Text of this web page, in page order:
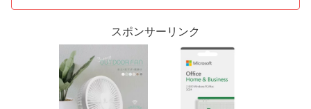
スポンサーリンク